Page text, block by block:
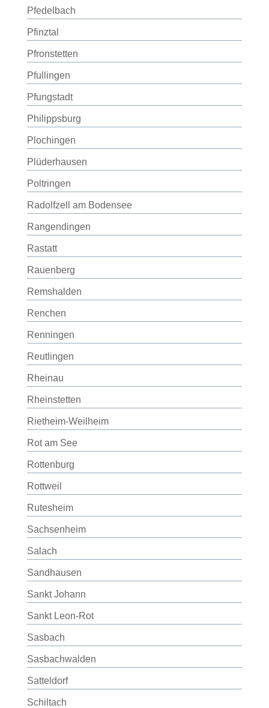
Pfedelbach
Pfinztal
Pfronstetten
Pfullingen
Pfungstadt
Philippsburg
Plochingen
Plüderhausen
Poltringen
Radolfzell am Bodensee
Rangendingen
Rastatt
Rauenberg
Remshalden
Renchen
Renningen
Reutlingen
Rheinau
Rheinstetten
Rietheim-Weilheim
Rot am See
Rottenburg
Rottweil
Rutesheim
Sachsenheim
Salach
Sandhausen
Sankt Johann
Sankt Leon-Rot
Sasbach
Sasbachwalden
Satteldorf
Schiltach